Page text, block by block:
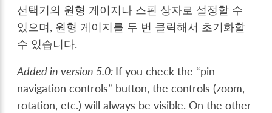
선택기의 원형 게이지나 스핀 상자로 설정할 수
있으며, 원형 게이지를 두 번 클릭해서 초기화할
수 있습니다.
Added in version 5.0: If you check the “pin
navigation controls” button, the controls (zoom,
rotation, etc.) will always be visible. On the other